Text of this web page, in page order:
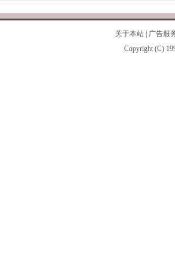
关于本站
广告服
Copyright (C)